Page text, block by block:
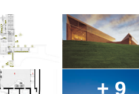
+ 9